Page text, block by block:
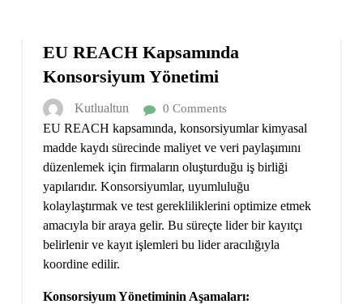
EU REACH Kapsamında
Konsorsiyum Yönetimi
Kutlualtun 0 Comments
EU REACH kapsamında, konsorsiyumlar kimyasal
madde kaydı sürecinde maliyet ve veri paylaşımını
düzenlemek için firmaların oluşturduğu iş birliği
yapılarıdır. Konsorsiyumlar, uyumluluğu
kolaylaştırmak ve test gerekliliklerini optimize etmek
amacıyla bir araya gelir. Bu süreçte lider bir kayıtçı
belirlenir ve kayıt işlemleri bu lider aracılığıyla
koordine edilir.
Konsorsiyum Yönetiminin Aşamaları: